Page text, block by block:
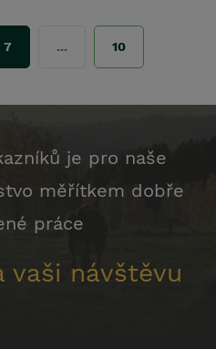
7 ... 10
je pro naše
měřítkem dobře
práce
vaši návštěvu